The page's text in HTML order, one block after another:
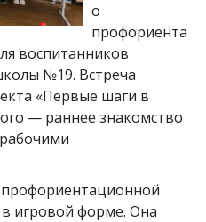
о
профориента
воспитанников
№19. Встреча
«Первые шаги в
— раннее знакомство
игровой форме. Она